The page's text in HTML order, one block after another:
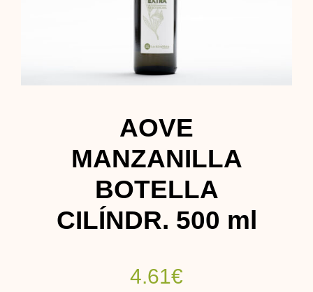
AOVE
MANZANILLA
BOTELLA
CILÍNDR. 500 ml
4.61€